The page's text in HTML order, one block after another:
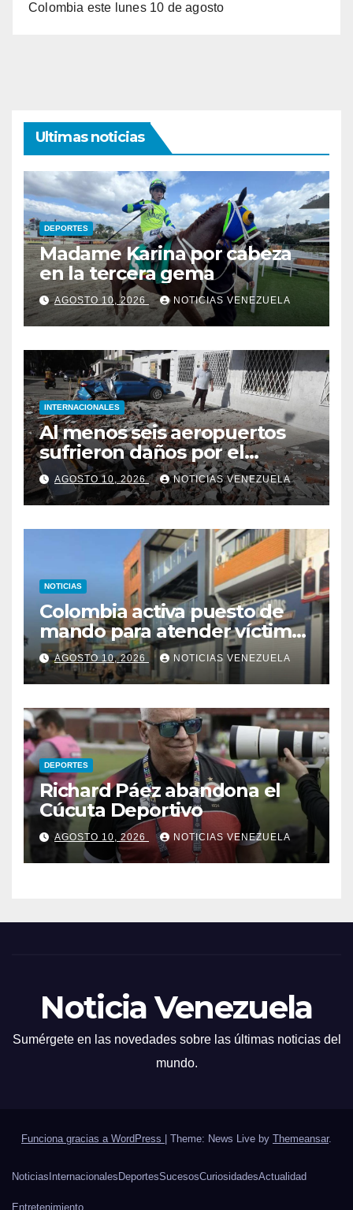
Colombia este lunes 10 de agosto
Ultimas noticias
DEPORTES
Madame Karina por cabeza
en la tercera gema
AGOSTO 10, 2026 NOTICIAS VENEZUELA
INTERNACIONALES
Al menos seis aeropuertos
sufrieron daños por el
terremoto de magnitud 7.4
en Colombia
AGOSTO 10, 2026 NOTICIAS VENEZUELA
NOTICIAS
Colombia activa puesto de
mando para atender víctimas
por el sismo
AGOSTO 10, 2026 NOTICIAS VENEZUELA
DEPORTES
Richard Páez abandona el
Cúcuta Deportivo
AGOSTO 10, 2026 NOTICIAS VENEZUELA
Noticia Venezuela
Sumérgete en las novedades sobre las últimas noticias del
mundo.
Funciona gracias a WordPress Theme: News Live by Themeansar.
Noticias Internacionales DeportesSucesosCuriosidadesActualidad
Entretenimiento